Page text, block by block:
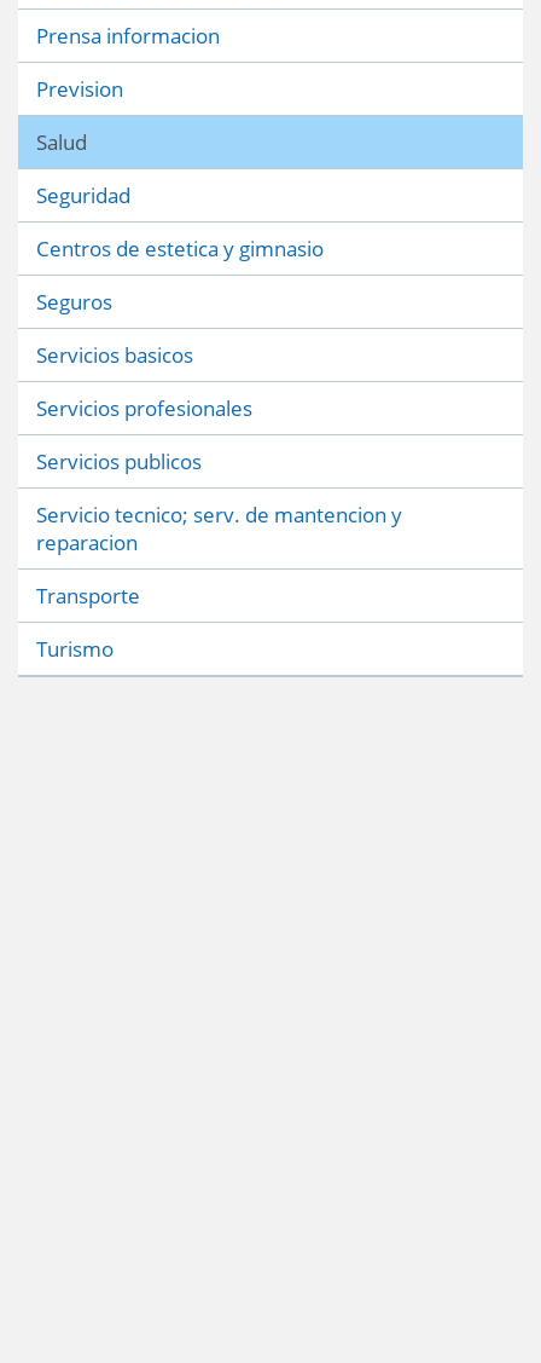
Prensa informacion
Prevision
Salud
Seguridad
Centros de estetica y gimnasio
Seguros
Servicios basicos
Servicios profesionales
Servicios publicos
Servicio tecnico; serv. de mantencion y
reparacion
Transporte
Turismo